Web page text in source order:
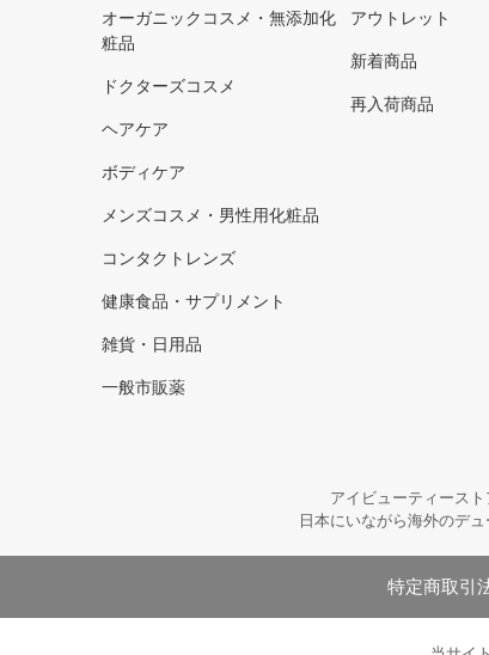
オーガニックコスメ・無添加化
粧品
ドクターズコスメ
ヘアケア
ボディケア
メンズコスメ・男性用化粧品
コンタクトレンズ
健康食品・サプリメント
雑貨・日用品
一般市販薬
アウトレット
新着商品
再入荷商品
アイビューティース
日本にいながら海外のデ
特定商取引